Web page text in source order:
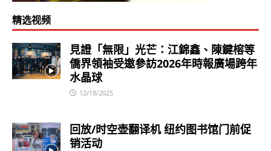
精选视频
見證「無限」光芒：江錦鑫、陳鍵榕等
僑界領袖受邀參訪2026年時報廣場跨年
水晶球
12/18/2025
回放/时空壶翻译机 纽约图书馆门前促
销活动